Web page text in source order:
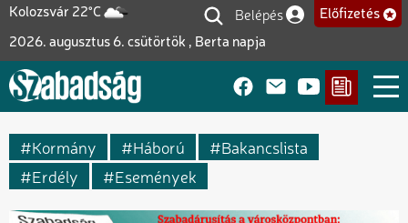
Ugrás
tartalomra
Kolozsvár 22°C
2026. augusztus 6. csütörtök , Berta napja
Felhasználói fiók
Belépés Előfizetés
Kormány Háború
Bakancslista
Erdély
Események